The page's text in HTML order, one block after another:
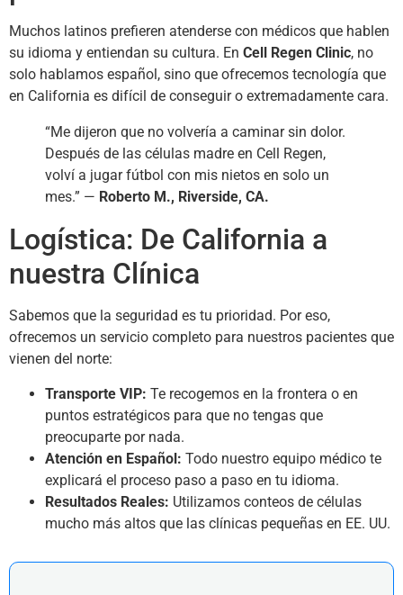
Muchos latinos prefieren atenderse con médicos que hablen
su idioma y entiendan su cultura. En Cell Regen Clinic, no
solo hablamos español, sino que ofrecemos tecnología que
en California es difícil de conseguir o extremadamente cara.
“Me dijeron que no volvería a caminar sin dolor.
Después de las células madre en Cell Regen,
volví a jugar fútbol con mis nietos en solo un
mes.” — Roberto M., Riverside, CA.
Logística: De California a
nuestra Clínica
Sabemos que la seguridad es tu prioridad. Por eso,
ofrecemos un servicio completo para nuestros pacientes que
vienen del norte:
Transporte VIP: Te recogemos en la frontera o en
puntos estratégicos para que no tengas que
preocuparte por nada.
Atención en Español: Todo nuestro equipo médico te
explicará el proceso paso a paso en tu idioma.
Resultados Reales: Utilizamos conteos de células
mucho más altos que las clínicas pequeñas en EE. UU.